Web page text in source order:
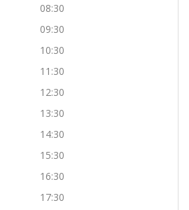
08:30
09:30
10:30
11:30
12:30
13:30
14:30
15:30
16:30
17:30